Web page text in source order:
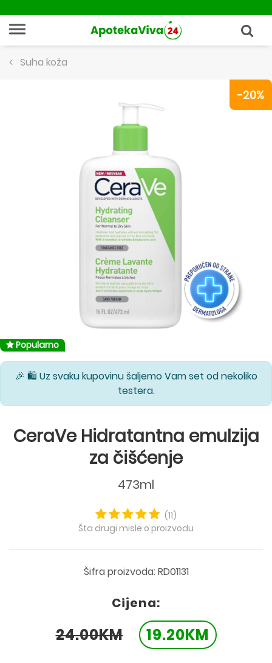
Suha koža
-20%
Popularno
🎉 🛍️ Uz svaku kupovinu šaljemo Vam set od nekoliko
testera.
CeraVe Hidratantna emulzija
za čišćenje
473ml
(11)
Šta drugi misle o proizvodu
Šifra proizvoda: RD01131
Cijena:
24.00KM 19.20KM